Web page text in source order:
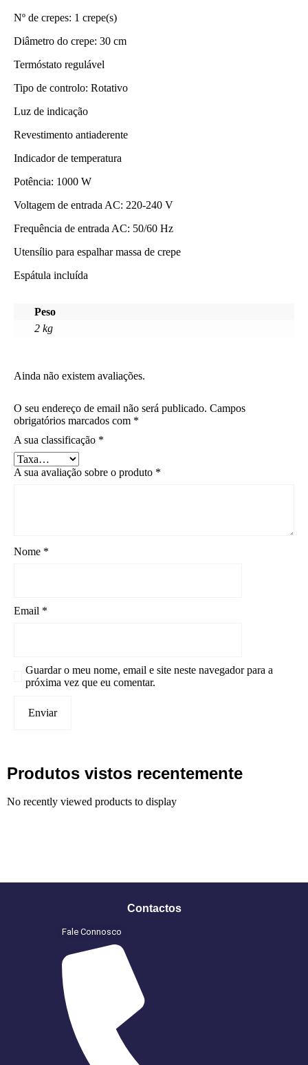
Nº de crepes: 1 crepe(s)
Diâmetro do crepe: 30 cm
Termóstato regulável
Tipo de controlo: Rotativo
Luz de indicação
Revestimento antiaderente
Indicador de temperatura
Potência: 1000 W
Voltagem de entrada AC: 220-240 V
Frequência de entrada AC: 50/60 Hz
Utensílio para espalhar massa de crepe
Espátula incluída
Peso
2 kg
Ainda não existem avaliações.
O seu endereço de email não será publicado. Campos
obrigatórios marcados com *
A sua classificação *
A sua avaliação sobre o produto *
Nome *
Email *
Guardar o meu nome, email e site neste navegador para a
próxima vez que eu comentar.
Produtos vistos recentemente
No recently viewed products to display
Contactos
Fale Connosco